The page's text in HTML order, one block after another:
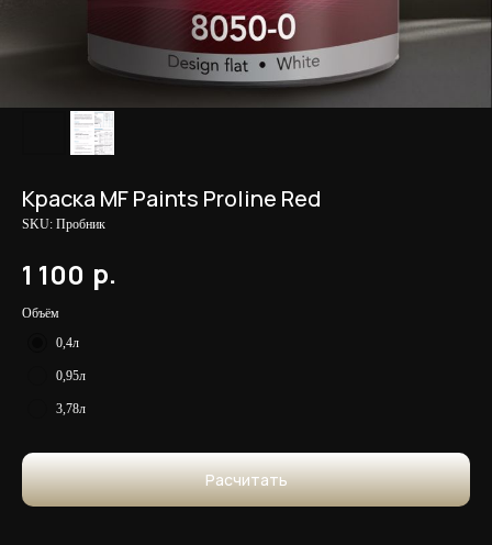
Краска MF Paints Proline Red
SKU: Пробник
1 100 р.
Объём
0,4л
0,95л
3,78л
Расчитать